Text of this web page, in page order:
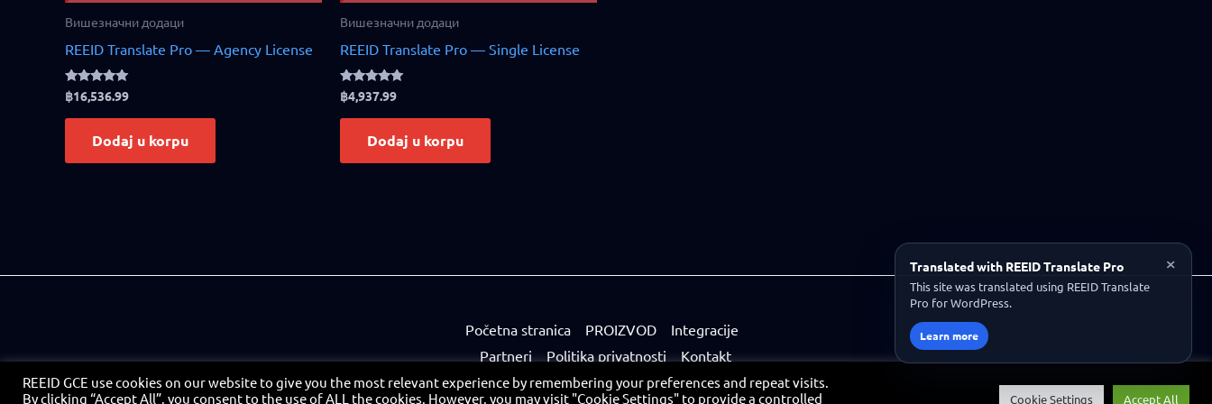
Вишезначни додаци
REEID Translate Pro — Agency License
Rated
5.00
out of 5
฿16,536.99
Dodaj u korpu
Вишезначни додаци
REEID Translate Pro — Single License
Rated
4.83
out of 5
฿4,937.99
Dodaj u korpu
Početna stranica PROIZVOD
Integracije
Partneri
Politika privatnosti
Kontakt
Portal za partnere
REEID GCE use cookies on our website to give you the most relevant experience by remembering your preferences and repeat visits.
By clicking “Accept All”, you consent to the use of ALL the cookies. However, you may visit "Cookie Settings" to provide a controlled
Cookie Settings Accept All
×
Translated with REEID Translate Pro
This site was translated using REEID Translate
Pro for WordPress.
Learn more